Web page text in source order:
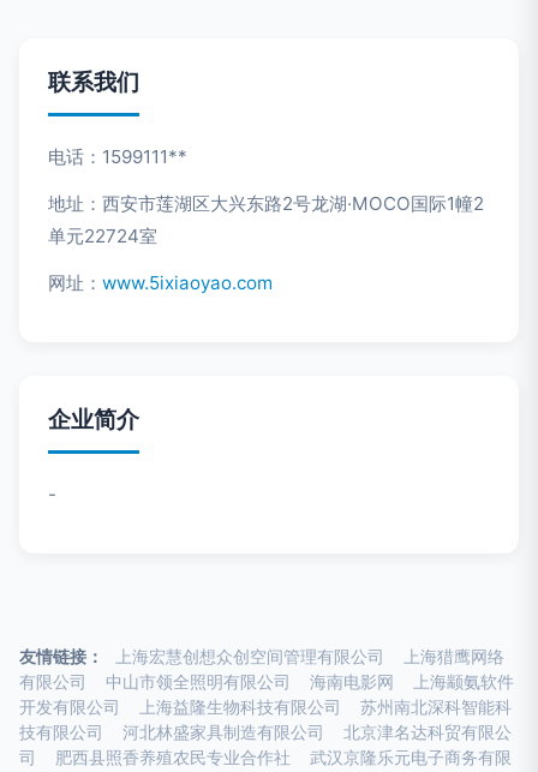
联系我们
电话：1599111**
地址：西安市莲湖区大兴东路2号龙湖·MOCO国际1幢2
单元22724室
网址： www.5ixiaoyao.com
企业简介
-
友情链接： 上海宏慧创想众创空间管理有限公司
上海猎鹰网络
有限公司
中山市领全照明有限公司 海南电影网
上海颛氨软件
开发有限公司
上海益隆生物科技有限公司
苏州南北深科智能科
技有限公司
河北林盛家具制造有限公司
北京津名达科贸有限公
司
肥西县照香养殖农民专业合作社
武汉京隆乐元电子商务有限